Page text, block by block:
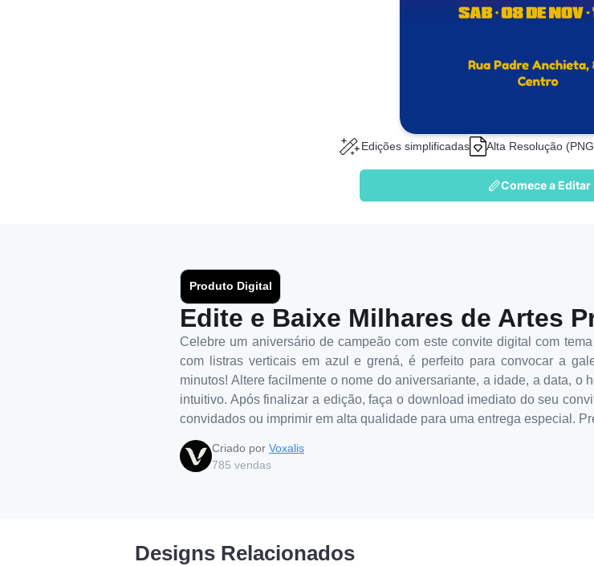
Edições simplificadas Alta Resolução
Comece a Editar
Produto Digital
Edite e Baixe Milhares de Artes
Celebre um aniversário de campeão com este convite digital com
com listras verticais em azul e grená, é perfeito para convocar a
minutos! Altere facilmente o nome do aniversariante, a idade, a data, o
intuitivo. Após finalizar a edição, faça o download imediato do seu
convidados ou imprimir em alta qualidade para uma entrega especial.
Criado por Voxalis
785 vendas
Designs Relacionados